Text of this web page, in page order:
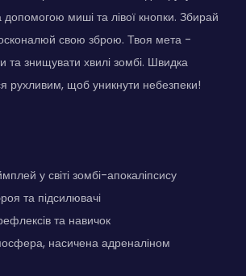
допомогою миші та лівої кнопки. Збирай
свою зброю. Твоя мета -
та знищувати хвилі зомбі. Швидка
рухливим, щоб уникнути небезпеки!
у світі зомбі-апокаліпсису
та підсилювачі
та навичок
насичена адреналіном